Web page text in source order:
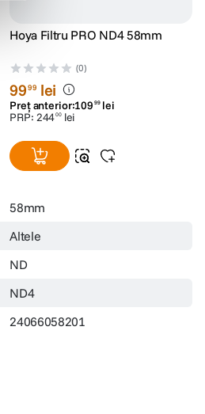
Hoya Filtru PRO ND4 58mm
(0)
9999 lei
Preț anterior:109 99 lei
PRP: 24400 lei
58mm
Altele
ND
ND4
24066058201